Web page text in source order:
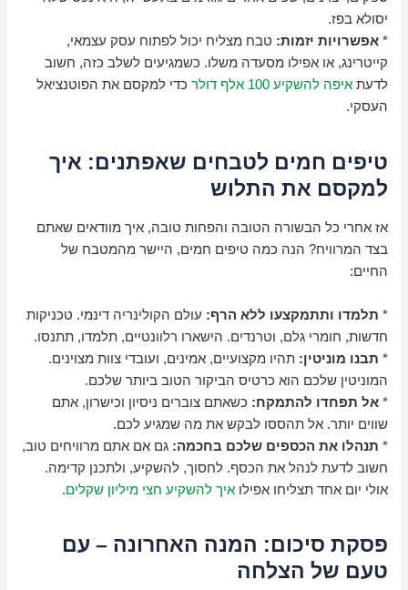
יסולא בפז.
*אפשרויות יזמות: טבח מצליח יכול לפתוח עסק עצמאי,
קייטרינג, או אפילו מסעדה משלו. כשמגיעים לשלב כזה, חשוב
לדעתאיפה להשקיע 100 אלף דולר
כדי למקסם את הפוטנציאל
העסקי.
טיפים חמים לטבחים שאפתנים: איך
למקסם את התלוש
אז אחרי כל הבשורה הטובה והפחות טובה, איך מוודאים שאתם
בצד המרוויח? הנה כמה טיפים חמים, היישר מהמטבח של
החיים:
* תלמדו ותתמקצעו ללא הרף: עולם הקולינריה דינמי. טכניקות
חדשות, חומרי גלם, וטרנדים. הישארו רלוונטיים, תלמדו, תתנסו.
* תבנו מוניטין: תהיו מקצועיים, אמינים, ועובדי צוות מצוינים.
המוניטין שלכם הוא כרטיס הביקור הטוב ביותר שלכם.
*אל תפחדו להתמקח: כשאתם צוברים ניסיון וכישרון, אתם
שווים יותר. אל תהססו לבקש את מה שמגיע לכם.
* תנהלו את הכספים שלכם בחכמה: גם אם אתם מרוויחים טוב,
חשוב לדעת לנהל את הכסף. לחסוך, להשקיע, ולתכנן קדימה.
אולי יום אחד תצליחו אפילואיך להשקיע חצי מיליון שקלים.
פסקת סיכום: המנה האחרונה – עם
טעם של הצלחה